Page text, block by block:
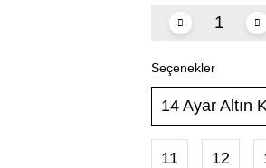
Seçenekler
14 Ayar Altın
11 12